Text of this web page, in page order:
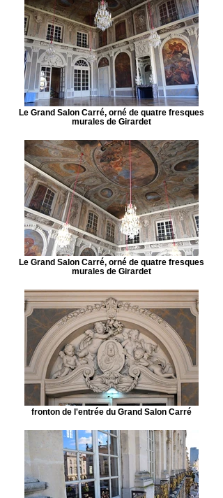
Le Grand Salon Carré, orné de quatre fresques
murales de Girardet
Le Grand Salon Carré, orné de quatre fresques
murales de Girardet
fronton de l'entrée du Grand Salon Carré